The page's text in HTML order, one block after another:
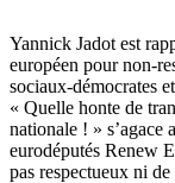
Yannick Jadot est
européen pour non-
sociaux-démocrates
« Quelle honte de
nationale ! » s’agace
eurodéputés Renew
pas respectueux ni